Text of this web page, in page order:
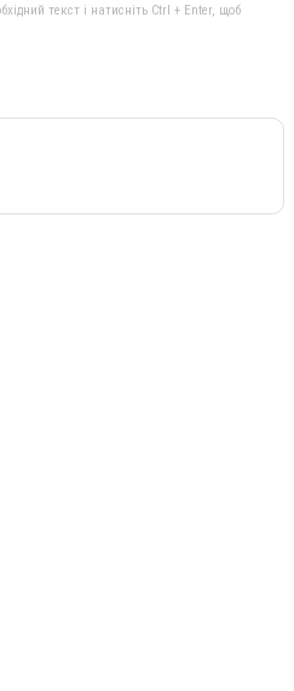
текст і натисніть Ctrl + Enter, щоб